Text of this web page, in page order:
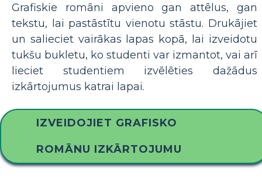
Grafiskie romāni apvieno gan attēlus, gan
tekstu, lai pastāstītu vienotu stāstu. Drukājiet
un salieciet vairākas lapas kopā, lai izveidotu
tukšu bukletu, ko studenti var izmantot, vai arī
lieciet studentiem izvēlēties dažādus
izkārtojumus katrai lapai.
IZVEIDOJIET GRAFISKO
ROMĀNU IZKĀRTOJUMU